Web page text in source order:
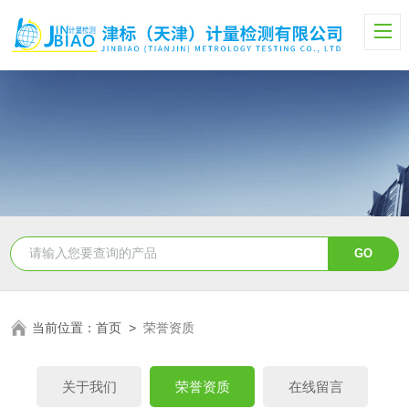
当前位置：首页 >荣誉资质
关于我们 荣誉资质 在线留言